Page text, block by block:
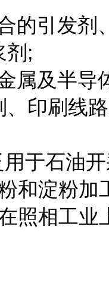
的引发剂
剂;
属及半导
、印刷线
用于石油
和淀粉加
照相工业